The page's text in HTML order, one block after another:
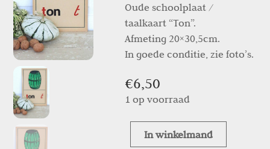
Oude schoolplaat /
taalkaart “Ton”.
Afmeting 20×30,5cm.
In goede conditie, zie foto’s.
€6,50
1 op voorraad
Oude
In winkelmand